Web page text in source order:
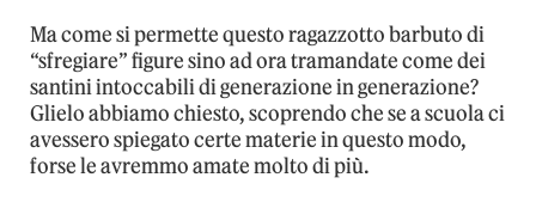
Ma come si permette questo ragazzotto barbuto di
“sfregiare” figure sino ad ora tramandate come dei
santini intoccabili di generazione in generazione?
Glielo abbiamo chiesto, scoprendo che se a scuola ci
avessero spiegato certe materie in questo modo,
forse le avremmo amate molto di più.